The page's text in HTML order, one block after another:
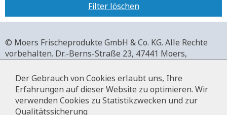
Filter löschen
© Moers Frischeprodukte GmbH & Co. KG. Alle Rechte
vorbehalten. Dr.-Berns-Straße 23, 47441 Moers,
+49 2841 911-0,www.moers-frischeprodukte.de
Der Gebrauch von Cookies erlaubt uns, Ihre
Erfahrungen auf dieser Website zu optimieren. Wir
verwenden Cookies zu Statistikzwecken und zur
Qualitätssicherung